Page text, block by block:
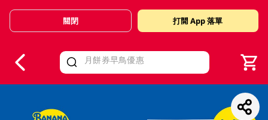
Valid Until 30 June 2026
關閉 打開 App 落單